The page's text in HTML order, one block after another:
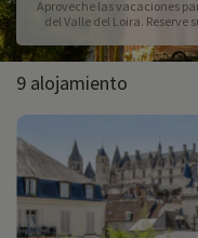
Aproveche las vacaciones
del Valle del Loira. Reserve
mismo tiempo que su
9 alojamiento